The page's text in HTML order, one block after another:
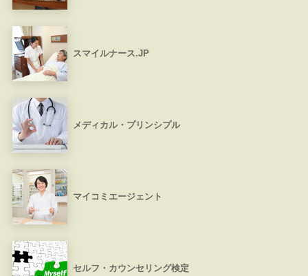
スマイルナース.JP
メディカル・プリンシプル
マイコミエージェント
セルフ・カウンセリング検定